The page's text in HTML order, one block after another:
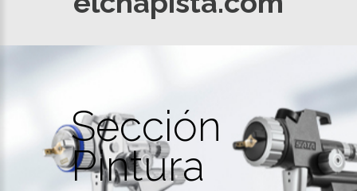
Sección
Pintura